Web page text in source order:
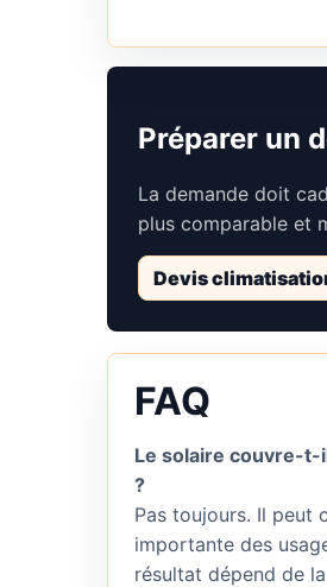
Préparer un
La demande doit
plus comparable et
Devis
FAQ
Le solaire couvre-t-
?
Pas toujours. Il peut
importante des
résultat dépend de